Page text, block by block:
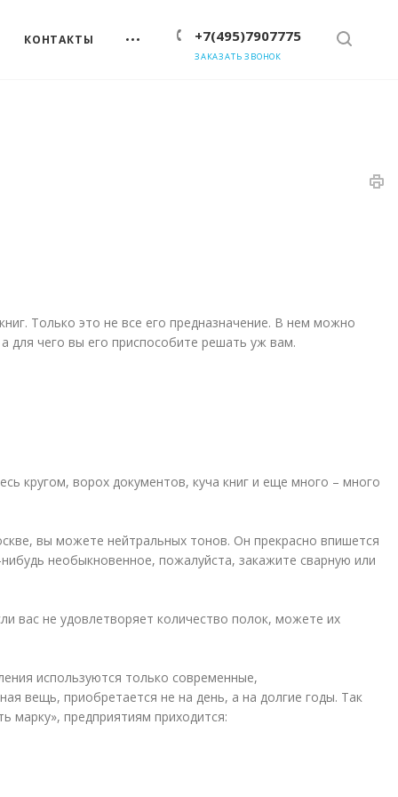
+7(495)7907775
ЗАКАЗАТЬ ЗВОНОК
КОНТАКТЫ
Только это не все его предназначение. В нем можно
чего вы его приспособите решать уж вам.
кругом, ворох документов, куча книг и еще много – много
вы можете нейтральных тонов. Он прекрасно впишется
необыкновенное, пожалуйста, закажите сварную или
вас не удовлетворяет количество полок, можете их
используются только современные,
вещь, приобретается не на день, а на долгие годы. Так
марку», предприятиям приходится: